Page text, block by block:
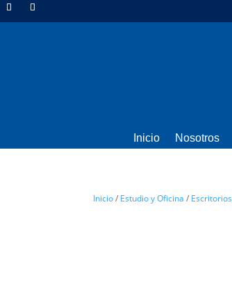
Inicio Nosotros
Inicio/ Estudio y Oficina / Escritorios